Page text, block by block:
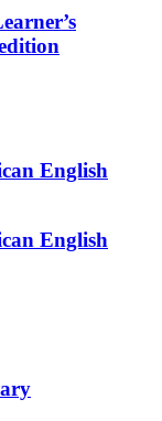
English
English